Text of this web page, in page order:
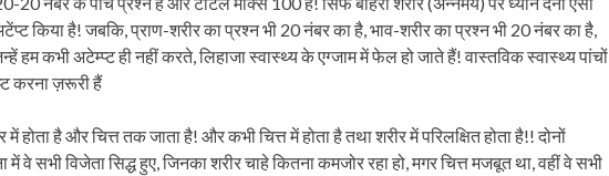
किया है! जबकि, प्राण-शरीर का प्रश्न भी 20 नंबर का है, भाव-शरीर का प्रश्न भी 20 नंबर का है,
हम कभी अटेम्प्ट ही नहीं करते, लिहाजा स्वास्थ्य के एग्जाम में फेल हो जाते हैं! वास्तविक स्वास्थ्य पांचों
करना ज़रूरी हैं
में होता है और चित्त तक जाता है! और कभी चित्त में होता है तथा शरीर में परिलक्षित होता है!! दोनों
में वे सभी विजेता सिद्ध हुए, जिनका शरीर चाहे कितना कमजोर रहा हो, मगर चित्त मजबूत था, वहीं वे सभी